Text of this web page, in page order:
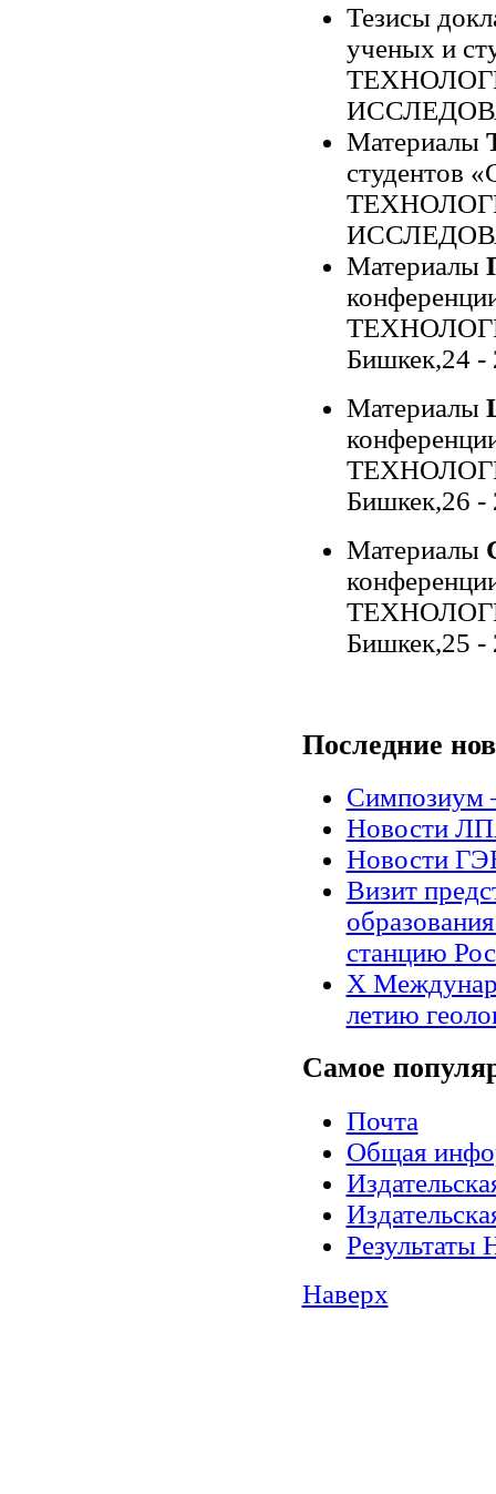
Тезисы
ученых и
Материалы
Материалы
Бишкек,24 -
Материалы
Бишкек,26 -
Материалы
Бишкек,25 -
Последние
Симпозиум
Новости
Новости
Визит
станцию
X
летию
Самое
Почта
Общая
Наверх